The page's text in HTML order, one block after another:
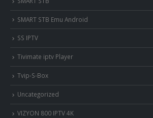
SMART STB Emu Android
SS IPTV
Tivimate iptv Player
Tvip-S-Box
Uncategorized
VIZYON 800 IPTV 4K